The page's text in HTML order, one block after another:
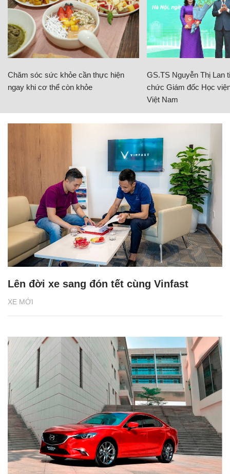
Chăm sóc sức khỏe cần thực hiện
ngay khi cơ thể còn khỏe
GS.TS Nguyễn Thị Lan
chức Giám đốc Học
Việt Nam
XE MỚI
Lên đời xe sang đón tết cùng Vinfast